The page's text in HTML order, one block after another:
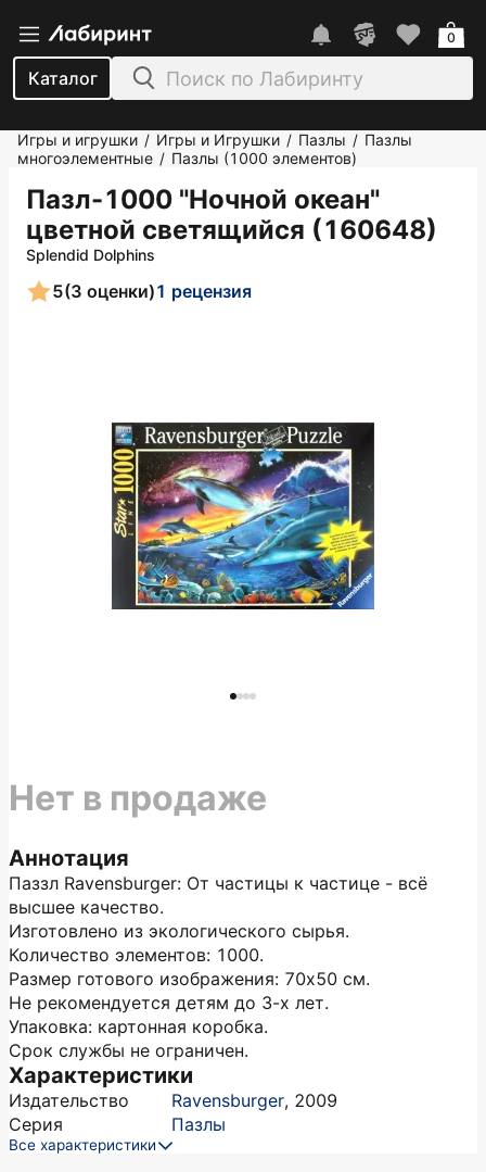
Каталог
0
Игры и игрушки / Игры и Игрушки / Пазлы / Пазлы
многоэлементные / Пазлы (1000 элементов)
Пазл-1000 "Ночной океан"
цветной светящийся (160648)
Splendid Dolphins
5(3 оценки)1 рецензия
Аннотация
Паззл Ravensburger: От частицы к частице - всё
высшее качество.
Изготовлено из экологического сырья.
Количество элементов: 1000.
Размер готового изображения: 70х50 см.
Не рекомендуется детям до 3-х лет.
Упаковка: картонная коробка.
Срок службы не ограничен.
Характеристики
Издательство Ravensburger, 2009
Серия
Пазлы
Все характеристики
Нет в продаже